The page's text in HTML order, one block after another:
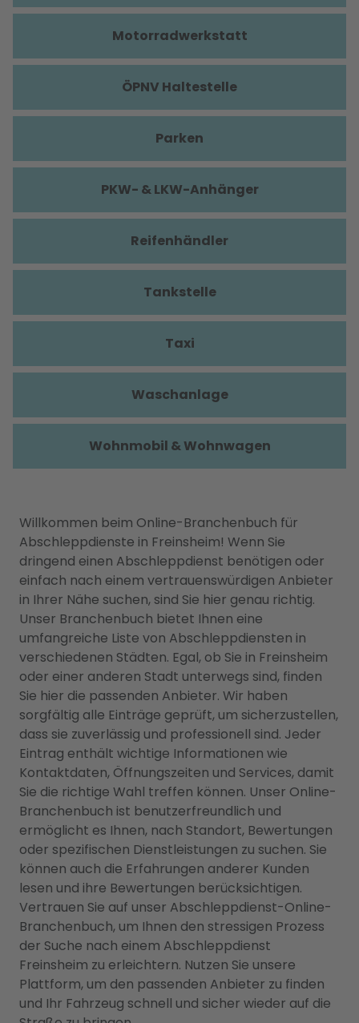
Willkommen beim Online-Branchenbuch für
Abschleppdienste in Freinsheim! Wenn Sie
dringend einen Abschleppdienst benötigen oder
einfach nach einem vertrauenswürdigen Anbieter
in Ihrer Nähe suchen, sind Sie hier genau richtig.
Unser Branchenbuch bietet Ihnen eine
umfangreiche Liste von Abschleppdiensten in
verschiedenen Städten. Egal, ob Sie in Freinsheim
oder einer anderen Stadt unterwegs sind, finden
Sie hier die passenden Anbieter. Wir haben
sorgfältig alle Einträge geprüft, um sicherzustellen,
dass sie zuverlässig und professionell sind. Jeder
Eintrag enthält wichtige Informationen wie
Kontaktdaten, Öffnungszeiten und Services, damit
Sie die richtige Wahl treffen können. Unser Online-
Branchenbuch ist benutzerfreundlich und
ermöglicht es Ihnen, nach Standort, Bewertungen
oder spezifischen Dienstleistungen zu suchen. Sie
können auch die Erfahrungen anderer Kunden
lesen und ihre Bewertungen berücksichtigen.
Vertrauen Sie auf unser Abschleppdienst-Online-
Branchenbuch, um Ihnen den stressigen Prozess
der Suche nach einem Abschleppdienst
Freinsheim zu erleichtern. Nutzen Sie unsere
Plattform, um den passenden Anbieter zu finden
und Ihr Fahrzeug schnell und sicher wieder auf die
Motorradwerkstatt
ÖPNV Haltestelle
Parken
PKW- & LKW-Anhänger
Reifenhändler
Tankstelle
Taxi
Waschanlage
Wohnmobil & Wohnwagen